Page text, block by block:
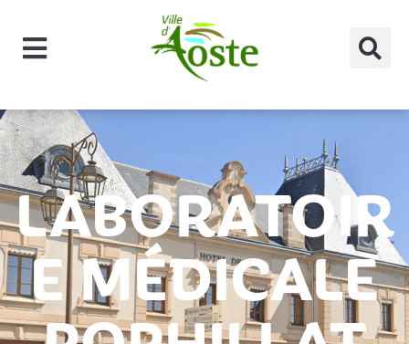
LABORATOIR
E MÉDICALE